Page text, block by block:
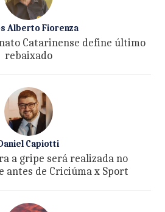
Alberto Fiorenza
Catarinense define último
rebaixado
Capiotti
a gripe será realizada no
antes de Criciúma x Sport